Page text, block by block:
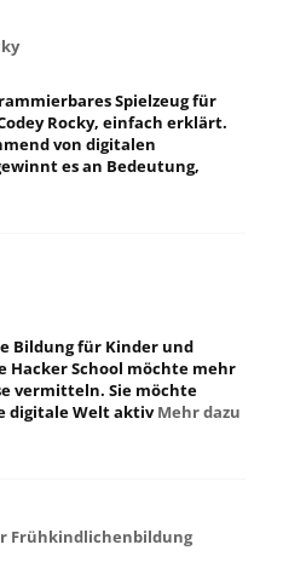
Spielzeug für
Rocky, einfach erklärt.
von digitalen
es an Bedeutung,
Bildung für Kinder und
Hacker School möchte mehr
vermitteln. Sie möchte
digitale Welt aktivMehr dazu
Frühkindlichenbildung